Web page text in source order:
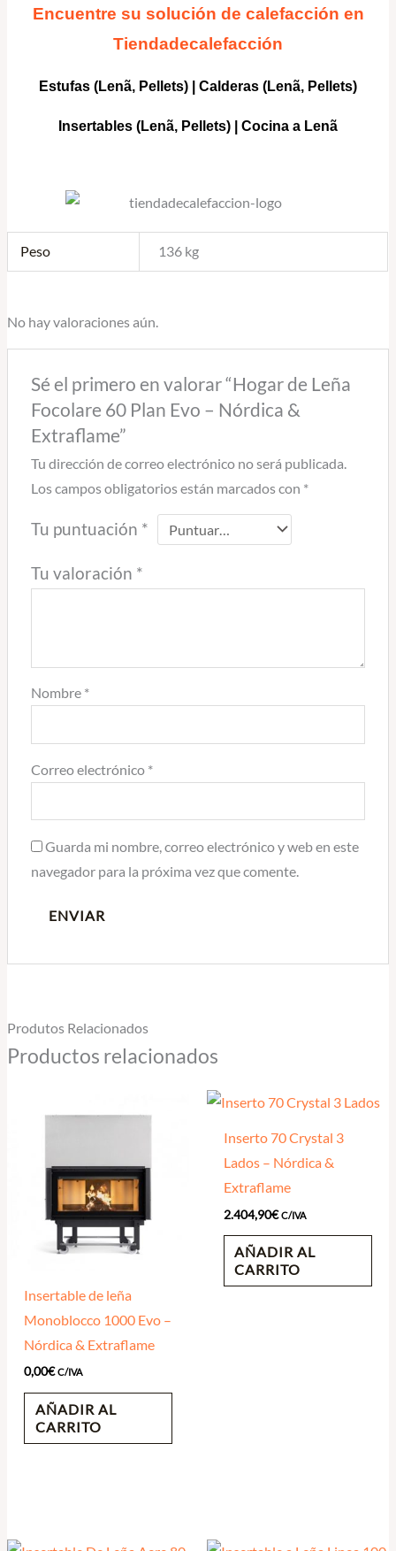
Encuentre su solución de calefacción en
Tiendadecalefacción
Estufas (Lenã, Pellets) Calderas (Lenã, Pellets)
Insertables (Lenã, Pellets) | Cocina a Lenã
Peso 136 kg
No hay valoraciones aún.
Sé el primero en valorar “Hogar de Leña
Focolare 60 Plan Evo – Nórdica &
Extraflame”
Tu dirección de correo electrónico no será publicada.
Los campos obligatorios están marcados con *
Tu puntuación *
Tu valoración *
Nombre *
Correo electrónico *
Guarda mi nombre, correo electrónico y web en este
navegador para la próxima vez que comente.
Produtos Relacionados
Productos relacionados
Insertable de leña
Monoblocco 1000 Evo –
Nórdica & Extraflame
0,00€ C/IVA
AÑADIR AL
CARRITO
Inserto 70 Crystal 3
Lados – Nórdica &
Extraflame
2.404,90€ C/IVA
AÑADIR AL
CARRITO